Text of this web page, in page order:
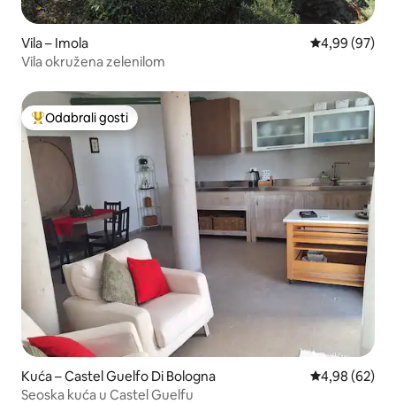
Vila – Imola Prosječna
4,99 (97)
Vila okružena zelenilom
Među najviše rangiranima s oznakom „Odabrali gosti”
Odabrali gosti
Kuća – Castel Guelfo Di Bologna Prosječna
4,98 (62)
Seoska kuća u Castel Guelfu